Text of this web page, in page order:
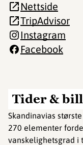
Tider &
Skandinavias
270 elementer
vanskelighetsgrad i
Nettside
TripAdvisor
Instagram
Facebook